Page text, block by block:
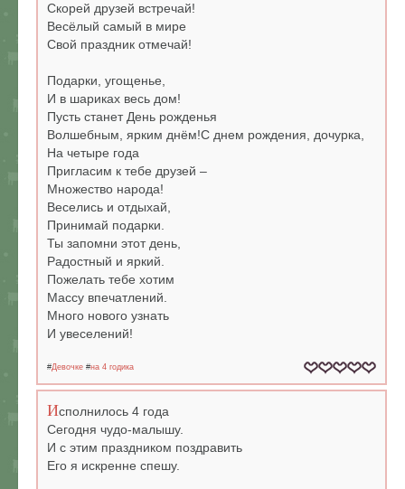
Скорей друзей встречай!
Весёлый самый в мире
Свой праздник отмечай!
Подарки, угощенье,
И в шариках весь дом!
Пусть станет День рожденья
Волшебным, ярким днём!С днем рождения, дочурка,
На четыре года
Пригласим к тебе друзей –
Множество народа!
Веселись и отдыхай,
Принимай подарки.
Ты запомни этот день,
Радостный и яркий.
Пожелать тебе хотим
Массу впечатлений.
Много нового узнать
И увеселений!
#Девочке #на 4 годика
Исполнилось 4 года
Сегодня чудо-малышу.
И с этим праздником поздравить
Его я искренне спешу.